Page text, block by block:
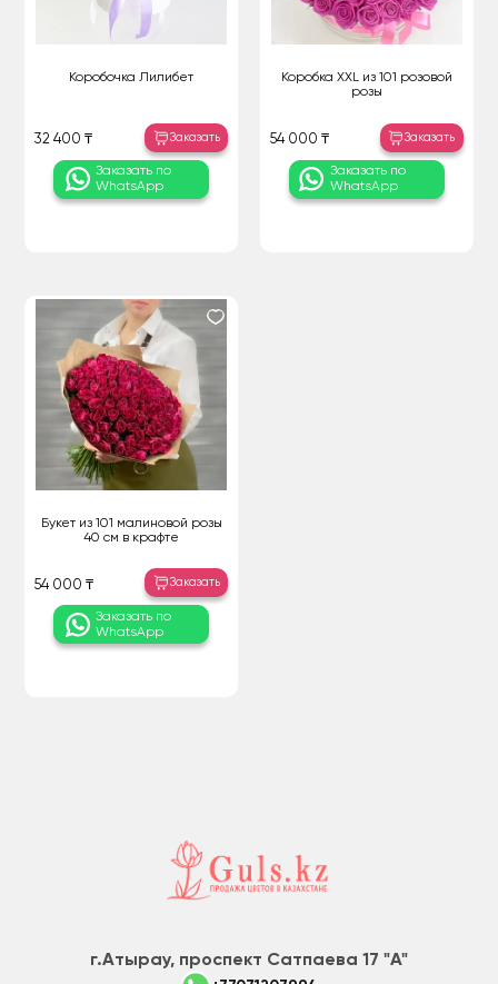
Коробочка Лилибет
32 400 ₸ Заказать
Заказать по
WhatsApp
Коробка XXL из 101 розовой
розы
54 000 ₸ Заказать
Заказать по
WhatsApp
Букет из 101 малиновой розы
40 см в крафте
54 000 ₸ Заказать
Заказать по
WhatsApp
г.Атырау, проспект Сатпаева 17 "А"